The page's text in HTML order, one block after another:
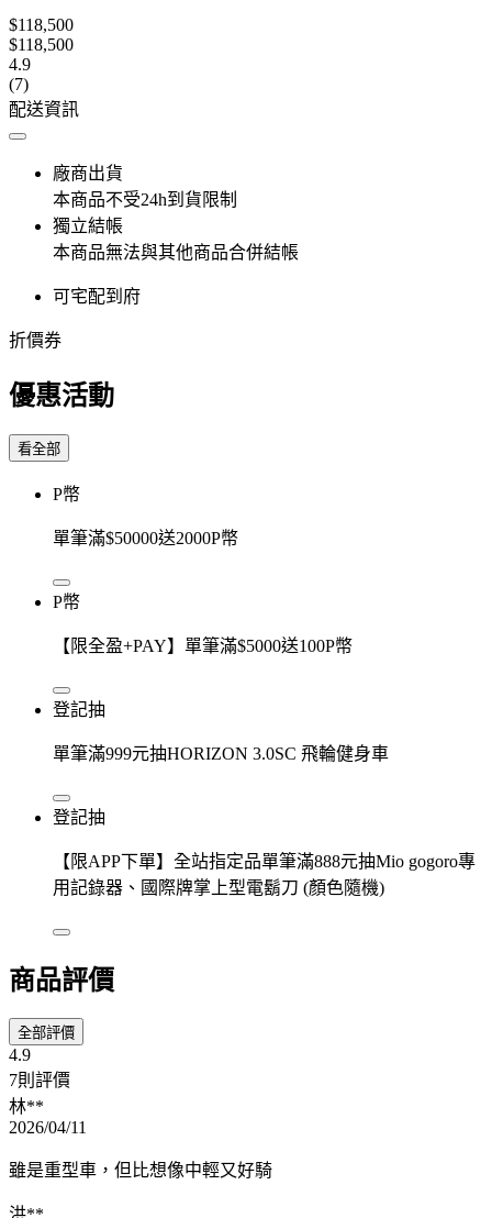
$118,500
$118,500
4.9
(7)
配送資訊
廠商出貨
本商品不受24h到貨限制
獨立結帳
本商品無法與其他商品合併結帳
可宅配到府
折價券
優惠活動
看全部
P幣
單筆滿$50000送2000P幣
P幣
【限全盈+PAY】單筆滿$5000送100P幣
登記抽
單筆滿999元抽HORIZON 3.0SC 飛輪健身車
登記抽
【限APP下單】全站指定品單筆滿888元抽Mio gogoro專
用記錄器、國際牌掌上型電鬍刀 (顏色隨機)
商品評價
全部評價
4.9
7則評價
林**
2026/04/11
雖是重型車，但比想像中輕又好騎